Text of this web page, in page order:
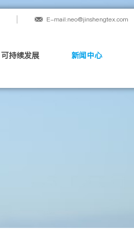
E-mail:neo@jinshengtex.com
可持续发展 新闻中心